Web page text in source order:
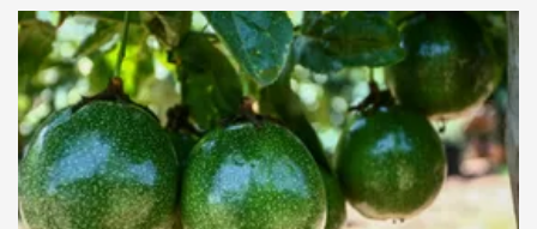
R$ 145.000
Consultar